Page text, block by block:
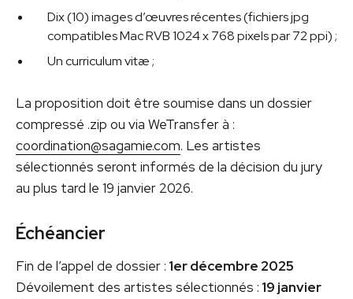
Dix (10) images d’œuvres récentes (fichiers jpg
compatibles Mac RVB 1024 x 768 pixels par 72 ppi) ;
Un curriculum vitæ ;
La proposition doit être soumise dans un dossier
compressé .zip ou via WeTransfer à :
coordination@sagamie.com. Les artistes
sélectionnés seront informés de la décision du jury
au plus tard le 19 janvier 2026.
Échéancier
Fin de l’appel de dossier : 1er décembre 2025
Dévoilement des artistes sélectionnés : 19 janvier